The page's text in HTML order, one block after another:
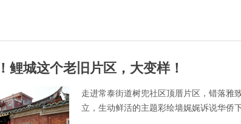
鲤城这个老旧片区，大变样！
走进常泰街道树兜社区顶厝片区，错落雅
立，生动鲜活的主题彩绘墙娓娓诉说华侨